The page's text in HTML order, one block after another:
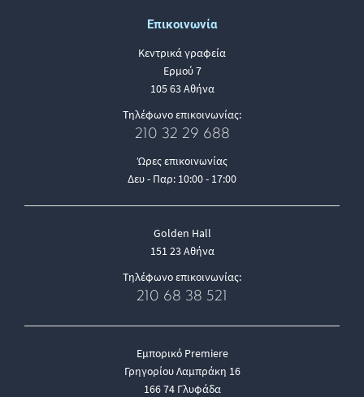
Επικοινωνία
Κεντρικά γραφεία
Ερμού 7
105 63 Αθήνα
Τηλέφωνο επικοινωνίας:
210 32 29 688
Ώρες επικοινωνίας
Δευ - Παρ: 10:00 - 17:00
Golden Hall
151 23 Αθήνα
Τηλέφωνο επικοινωνίας:
210 68 38 521
Εμπορικό Premiere
Γρηγορίου Λαμπράκη 16
166 74 Γλυφάδα